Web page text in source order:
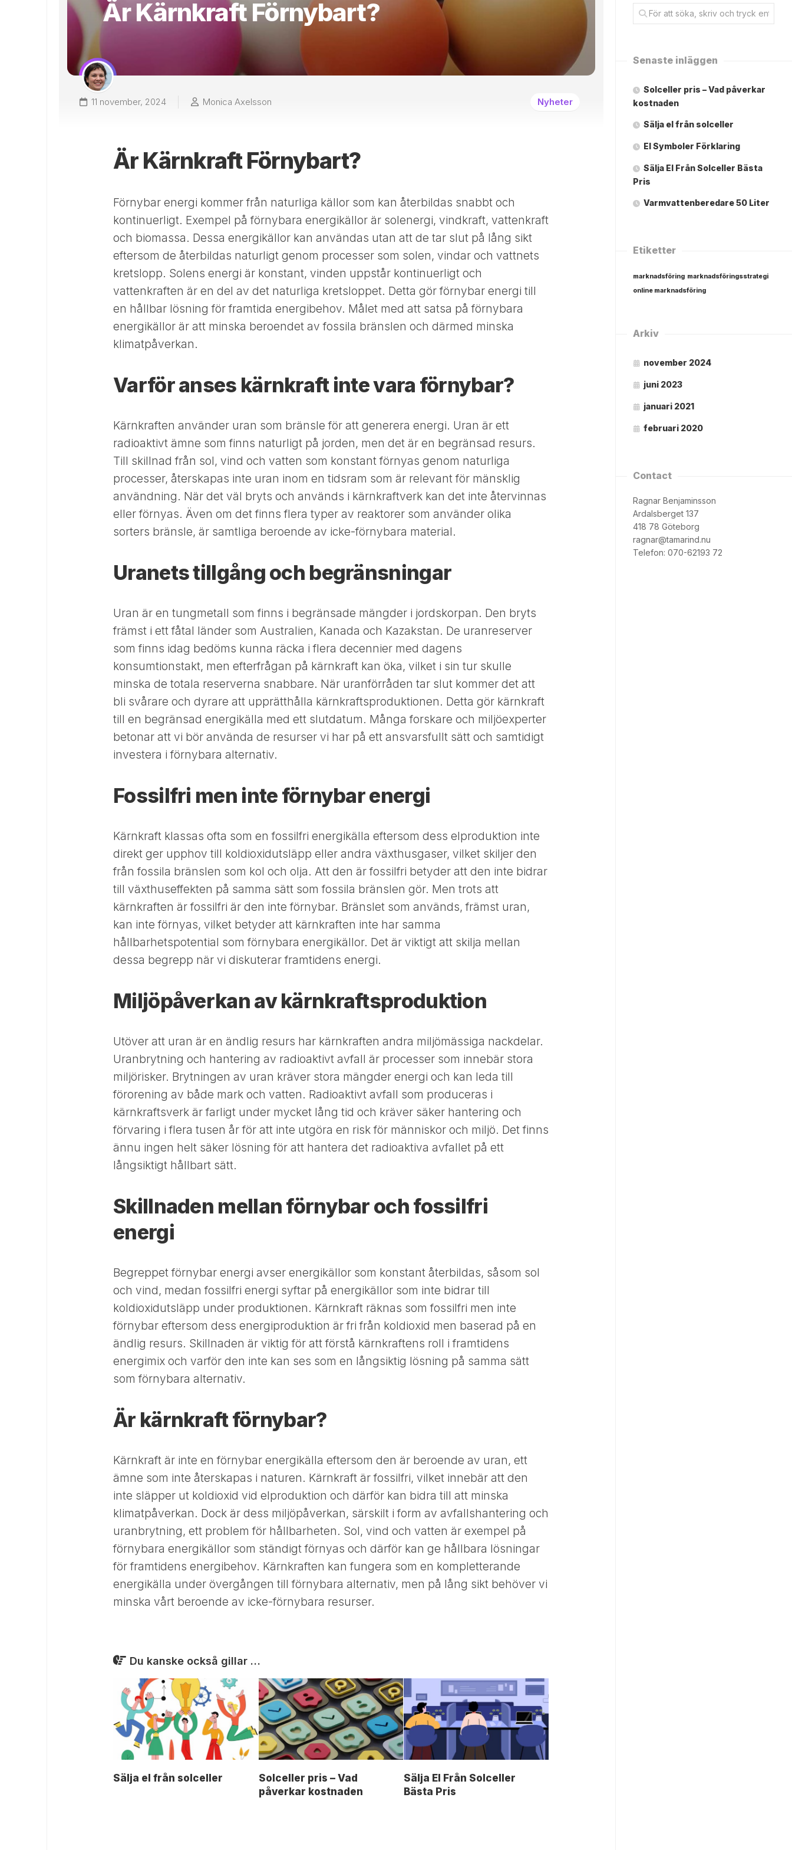
Är Kärnkraft Förnybart?
11 november, 2024 Monica Axelsson Nyheter
Är Kärnkraft Förnybart?
Förnybar energi kommer från naturliga källor som kan återbildas snabbt och
kontinuerligt. Exempel på förnybara energikällor är solenergi, vindkraft, vattenkraft
och biomassa. Dessa energikällor kan användas utan att de tar slut på lång sikt
eftersom de återbildas naturligt genom processer som solen, vindar och vattnets
kretslopp. Solens energi är konstant, vinden uppstår kontinuerligt och
vattenkraften är en del av det naturliga kretsloppet. Detta gör förnybar energi till
en hållbar lösning för framtida energibehov. Målet med att satsa på förnybara
energikällor är att minska beroendet av fossila bränslen och därmed minska
klimatpåverkan.
Varför anses kärnkraft inte vara förnybar?
Kärnkraften använder uran som bränsle för att generera energi. Uran är ett
radioaktivt ämne som finns naturligt på jorden, men det är en begränsad resurs.
Till skillnad från sol, vind och vatten som konstant förnyas genom naturliga
processer, återskapas inte uran inom en tidsram som är relevant för mänsklig
användning. När det väl bryts och används i kärnkraftverk kan det inte återvinnas
eller förnyas. Även om det finns flera typer av reaktorer som använder olika
sorters bränsle, är samtliga beroende av icke-förnybara material.
Uranets tillgång och begränsningar
Uran är en tungmetall som finns i begränsade mängder i jordskorpan. Den bryts
främst i ett fåtal länder som Australien, Kanada och Kazakstan. De uranreserver
som finns idag bedöms kunna räcka i flera decennier med dagens
konsumtionstakt, men efterfrågan på kärnkraft kan öka, vilket i sin tur skulle
minska de totala reserverna snabbare. När uranförråden tar slut kommer det att
bli svårare och dyrare att upprätthålla kärnkraftsproduktionen. Detta gör kärnkraft
till en begränsad energikälla med ett slutdatum. Många forskare och miljöexperter
betonar att vi bör använda de resurser vi har på ett ansvarsfullt sätt och samtidigt
investera i förnybara alternativ.
Fossilfri men inte förnybar energi
Kärnkraft klassas ofta som en fossilfri energikälla eftersom dess elproduktion inte
direkt ger upphov till koldioxidutsläpp eller andra växthusgaser, vilket skiljer den
från fossila bränslen som kol och olja. Att den är fossilfri betyder att den inte bidrar
till växthuseffekten på samma sätt som fossila bränslen gör. Men trots att
kärnkraften är fossilfri är den inte förnybar. Bränslet som används, främst uran,
kan inte förnyas, vilket betyder att kärnkraften inte har samma
hållbarhetspotential som förnybara energikällor. Det är viktigt att skilja mellan
dessa begrepp när vi diskuterar framtidens energi.
Miljöpåverkan av kärnkraftsproduktion
Utöver att uran är en ändlig resurs har kärnkraften andra miljömässiga nackdelar.
Uranbrytning och hantering av radioaktivt avfall är processer som innebär stora
miljörisker. Brytningen av uran kräver stora mängder energi och kan leda till
förorening av både mark och vatten. Radioaktivt avfall som produceras i
kärnkraftsverk är farligt under mycket lång tid och kräver säker hantering och
förvaring i flera tusen år för att inte utgöra en risk för människor och miljö. Det finns
ännu ingen helt säker lösning för att hantera det radioaktiva avfallet på ett
långsiktigt hållbart sätt.
Skillnaden mellan förnybar och fossilfri
energi
Begreppet förnybar energi avser energikällor som konstant återbildas, såsom sol
och vind, medan fossilfri energi syftar på energikällor som inte bidrar till
koldioxidutsläpp under produktionen. Kärnkraft räknas som fossilfri men inte
förnybar eftersom dess energiproduktion är fri från koldioxid men baserad på en
ändlig resurs. Skillnaden är viktig för att förstå kärnkraftens roll i framtidens
energimix och varför den inte kan ses som en långsiktig lösning på samma sätt
som förnybara alternativ.
Är kärnkraft förnybar?
Kärnkraft är inte en förnybar energikälla eftersom den är beroende av uran, ett
ämne som inte återskapas i naturen. Kärnkraft är fossilfri, vilket innebär att den
inte släpper ut koldioxid vid elproduktion och därför kan bidra till att minska
klimatpåverkan. Dock är dess miljöpåverkan, särskilt i form av avfallshantering och
uranbrytning, ett problem för hållbarheten. Sol, vind och vatten är exempel på
förnybara energikällor som ständigt förnyas och därför kan ge hållbara lösningar
för framtidens energibehov. Kärnkraften kan fungera som en kompletterande
energikälla under övergången till förnybara alternativ, men på lång sikt behöver vi
minska vårt beroende av icke-förnybara resurser.
Du kanske också gillar …
Sälja el från solceller
Solceller pris – Vad
påverkar kostnaden
Sälja El Från Solceller
Bästa Pris
Senaste inläggen
Solceller pris – Vad påverkar
kostnaden
Sälja el från solceller
El Symboler Förklaring
Sälja El Från Solceller Bästa
Pris
Varmvattenberedare 50 Liter
Etiketter
marknadsföring marknadsföringsstrategi
online marknadsföring
Arkiv
november 2024
juni 2023
januari 2021
februari 2020
Contact
Ragnar Benjaminsson
Ardalsberget 137
418 78 Göteborg
ragnar@tamarind.nu
Telefon: 070-62193 72